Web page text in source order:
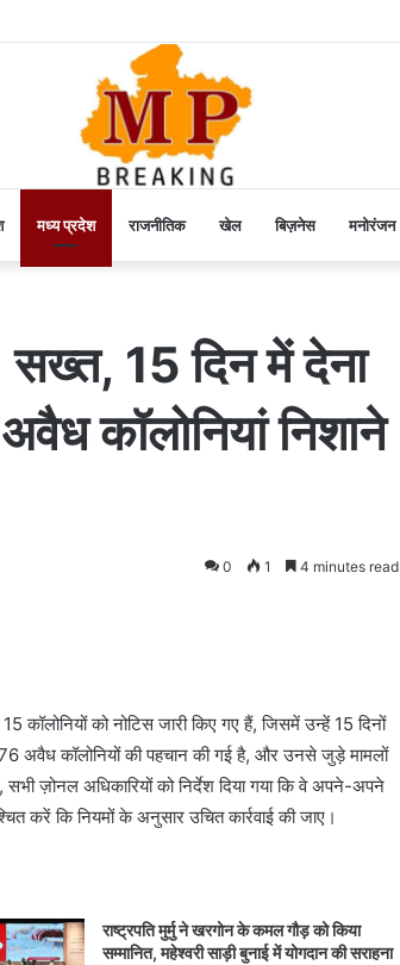
मध्य प्रदेश राजनीतिक खेल बिज़नेस मनोरंजन
15 दिन में देना
कॉलोनियां निशाने
0 1 4 minutes read
को नोटिस जारी किए गए हैं, जिसमें उन्हें 15 दिनों
अवैध कॉलोनियों की पहचान की गई है, और उनसे जुड़े मामलों
ज़ोनल अधिकारियों को निर्देश दिया गया कि वे अपने-अपने
करें कि नियमों के अनुसार उचित कार्रवाई की जाए।
राष्ट्रपति मुर्मु ने खरगोन के कमल गौड़ को किया
सम्मानित, महेश्वरी साड़ी बुनाई में योगदान की सराहना